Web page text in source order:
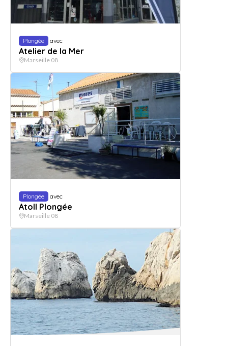
Plongée avec
Atelier de la Mer
Marseille 08
Plongée avec
Atoll Plongée
Marseille 08